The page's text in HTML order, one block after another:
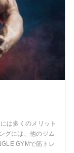
は多くのメリット
グには、他のジム
GYMで筋トレ